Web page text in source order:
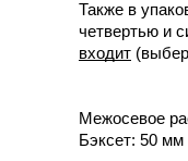
Также в
четвертью и
входит
Межосевое
Бэксет: 50 мм